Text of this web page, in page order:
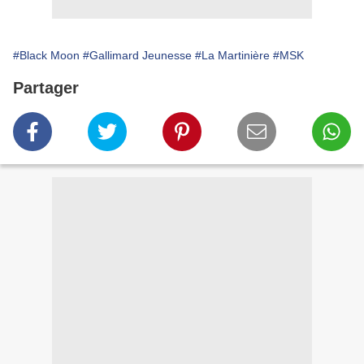
#Black Moon #Gallimard Jeunesse #La Martinière #MSK
Partager